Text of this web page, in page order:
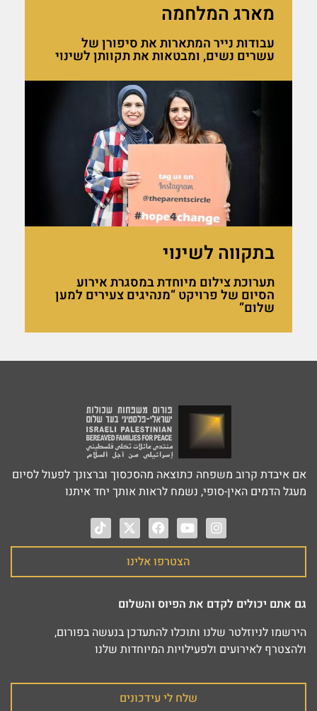
מארג המלחמה
עבודות נייר המתארות את סיפורן של
עשרים נשים, ומבטאות את תקוותן לשינוי
בתקווה לשינוי
תערוכת צילום מיוחדת במסגרת אירוע
הסיום של פרויקט “מנהיגים צעירים למען
שלום”
אם איבדת קרוב משפחה כתוצאה מהסכסוך וברצונך לפעול לסיום
מעגל הדמים האין-סופי, נשמח לראות אותך יחד איתנו‎
הצטרפו אלינו
גם אתם יכולים לקדם את הפיוס והשלום
הירשמו לניוזלטר שלנו ותוכלו להתעדכן בנעשה בפורום,
ולהצטרף לאירועים ולפעילויות המיוחדות שלנו
שלח לי עידכונים